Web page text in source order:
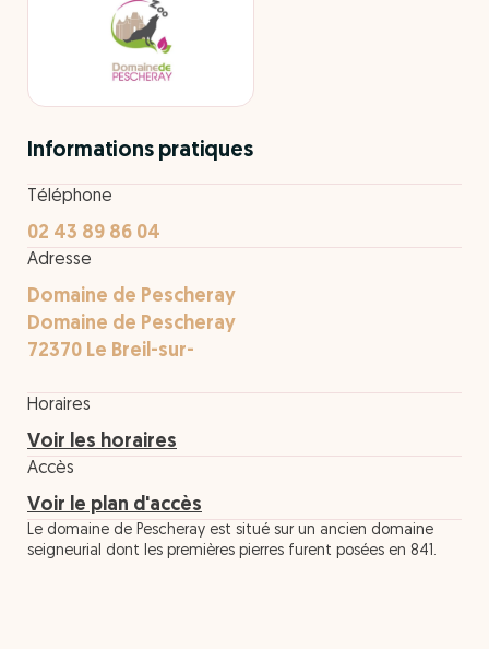
Informations pratiques
Téléphone
02 43 89 86 04
Adresse
Domaine de Pescheray
Domaine de Pescheray
72370 Le Breil-sur-
Horaires
Voir les horaires
Accès
Voir le plan d'accès
Le domaine de Pescheray est situé sur un ancien domaine
seigneurial dont les premières pierres furent posées en 841.